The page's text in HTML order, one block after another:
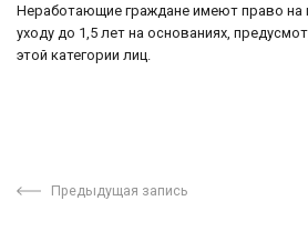
Неработающие граждане имеют право на
уходу до 1,5 лет на основаниях,
этой категории лиц.
Предыдущая запись